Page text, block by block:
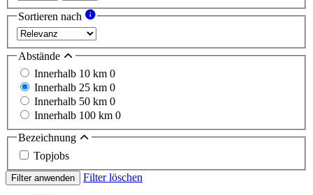
Sortieren nach
Abstände
Innerhalb 10 km 0
Innerhalb 25 km 0
Innerhalb 50 km 0
Innerhalb 100 km 0
Bezeichnung
Topjobs
Filter anwenden Filter löschen